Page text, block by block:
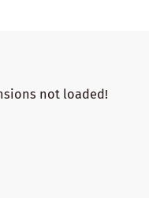
not loaded!